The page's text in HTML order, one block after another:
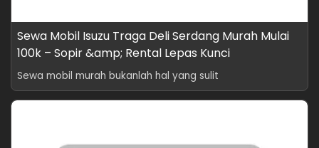
Sewa Mobil Isuzu Traga Deli Serdang Murah Mulai
100k – Sopir &amp; Rental Lepas Kunci
Sewa mobil murah bukanlah hal yang sulit